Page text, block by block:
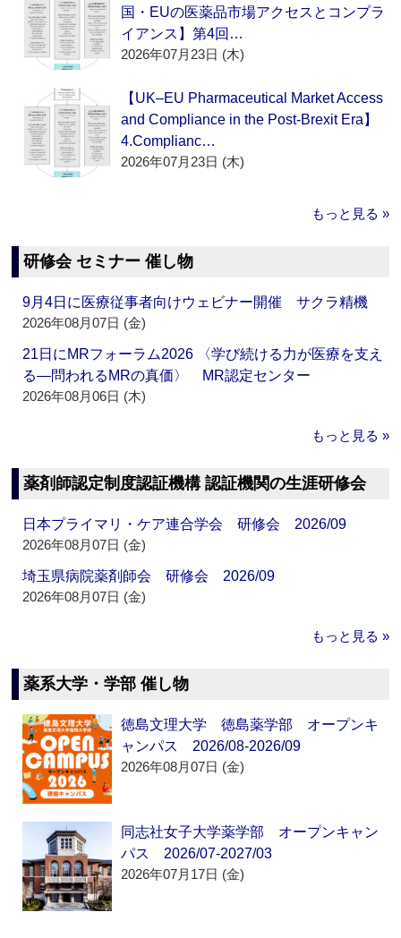
国・EUの医薬品市場アクセスとコンプラ
イアンス】第4回…
2026年07月23日 (木)
【UK–EU Pharmaceutical Market Access
and Compliance in the Post-Brexit Era】
4.Complianc…
2026年07月23日 (木)
もっと見る »
研修会 セミナー 催し物
9月4日に医療従事者向けウェビナー開催 サクラ精機
2026年08月07日 (金)
21日にMRフォーラム2026 〈学び続ける力が医療を支え
る―問われるMRの真価〉 MR認定センター
2026年08月06日 (木)
もっと見る »
薬剤師認定制度認証機構 認証機関の生涯研修会
日本プライマリ・ケア連合学会 研修会 2026/09
2026年08月07日 (金)
埼玉県病院薬剤師会 研修会 2026/09
2026年08月07日 (金)
もっと見る »
薬系大学・学部 催し物
徳島文理大学 徳島薬学部 オープンキ
ャンパス 2026/08-2026/09
2026年08月07日 (金)
同志社女子大学薬学部 オープンキャン
パス 2026/07-2027/03
2026年07月17日 (金)